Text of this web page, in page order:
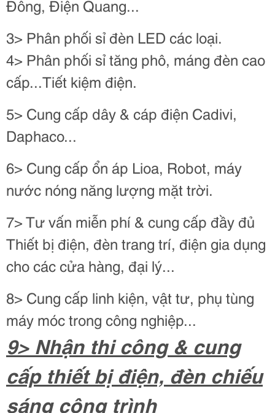
Đông, Điện Quang...
3> Phân phối sỉ đèn LED các loại.
4> Phân phối sỉ tăng phô, máng đèn cao
cấp...Tiết kiệm điện.
5> Cung cấp dây & cáp điện Cadivi,
Daphaco...
6> Cung cấp ổn áp Lioa, Robot, máy
nước nóng năng lượng mặt trời.
7> Tư vấn miễn phí & cung cấp đầy đủ
Thiết bị điện, đèn trang trí, điện gia dụng
cho các cửa hàng, đại lý...
8> Cung cấp linh kiện, vật tư, phụ tùng
máy móc trong công nghiệp...
9> Nhận thi công & cung
cấp thiết bị điện, đèn chiếu
sáng công trình